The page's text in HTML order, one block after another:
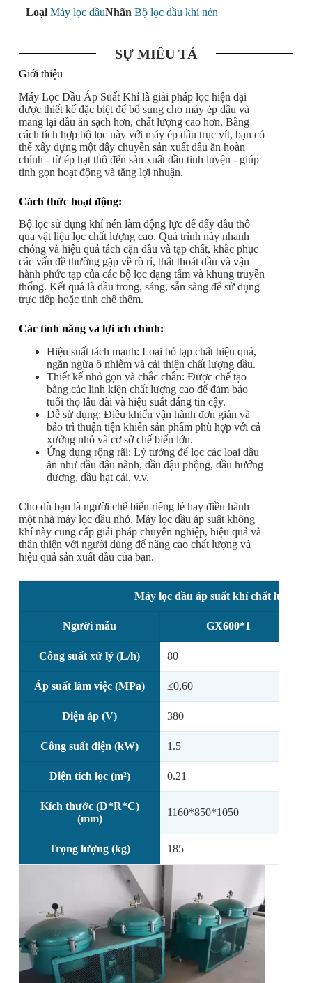
Loại Máy lọc dầuNhãn Bộ lọc dầu khí nén
SỰ MIÊU TẢ
Giới thiệu
Máy Lọc Dầu Áp Suất Khí là giải pháp lọc hiện đại
được thiết kế đặc biệt để bổ sung cho máy ép dầu và
mang lại dầu ăn sạch hơn, chất lượng cao hơn. Bằng
cách tích hợp bộ lọc này với máy ép dầu trục vít, bạn có
thể xây dựng một dây chuyền sản xuất dầu ăn hoàn
chỉnh - từ ép hạt thô đến sản xuất dầu tinh luyện - giúp
tinh gọn hoạt động và tăng lợi nhuận.
Cách thức hoạt động:
Bộ lọc sử dụng khí nén làm động lực để đẩy dầu thô
qua vật liệu lọc chất lượng cao. Quá trình này nhanh
chóng và hiệu quả tách cặn dầu và tạp chất, khắc phục
các vấn đề thường gặp về rò rỉ, thất thoát dầu và vận
hành phức tạp của các bộ lọc dạng tấm và khung truyền
thống. Kết quả là dầu trong, sáng, sẵn sàng để sử dụng
trực tiếp hoặc tinh chế thêm.
Các tính năng và lợi ích chính:
Hiệu suất tách mạnh: Loại bỏ tạp chất hiệu quả,
ngăn ngừa ô nhiễm và cải thiện chất lượng dầu.
Thiết kế nhỏ gọn và chắc chắn: Được chế tạo
bằng các linh kiện chất lượng cao để đảm bảo
tuổi thọ lâu dài và hiệu suất đáng tin cậy.
Dễ sử dụng: Điều khiển vận hành đơn giản và
bảo trì thuận tiện khiến sản phẩm phù hợp với cả
xưởng nhỏ và cơ sở chế biến lớn.
Ứng dụng rộng rãi: Lý tưởng để lọc các loại dầu
ăn như dầu đậu nành, dầu đậu phộng, dầu hướng
dương, dầu hạt cải, v.v.
Cho dù bạn là người chế biến riêng lẻ hay điều hành
một nhà máy lọc dầu nhỏ, Máy lọc dầu áp suất không
khí này cung cấp giải pháp chuyên nghiệp, hiệu quả và
thân thiện với người dùng để nâng cao chất lượng và
hiệu quả sản xuất dầu của bạn.
Máy lọc dầu áp suất khí chất lượng
Người mẫu GX600*1
Công suất xử lý (L/h) 80
Áp suất làm việc (MPa) ≤0,60
Điện áp (V) 380
Công suất điện (kW) 1.5
Diện tích lọc (m²) 0.21
Kích thước (D*R*C)
(mm)
1160*850*1050
Trọng lượng (kg) 185